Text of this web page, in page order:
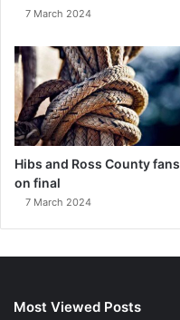
7 March 2024
Hibs and Ross County fans
on final
7 March 2024
Most Viewed Posts